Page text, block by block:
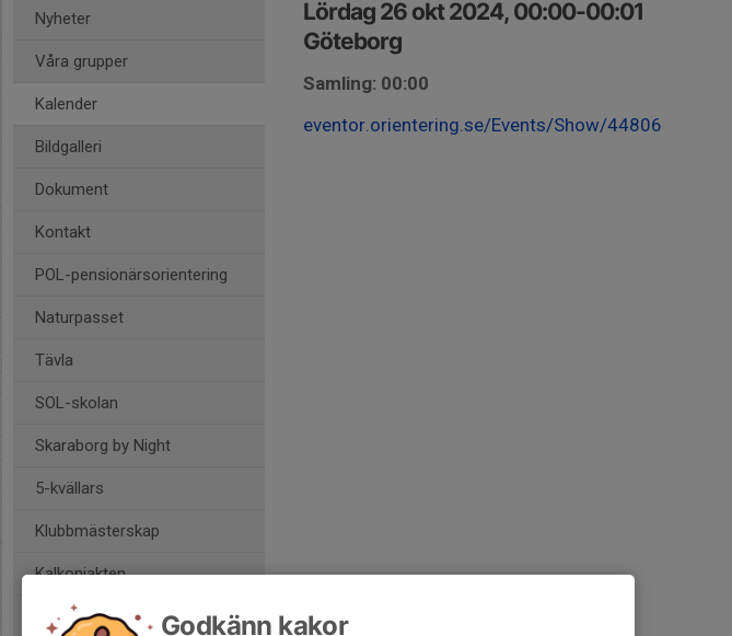
Nyheter
Våra grupper
Kalender
Bildgalleri
Dokument
Kontakt
POL-pensionärsorientering
Naturpasset
Tävla
SOL-skolan
Skaraborg by Night
5-kvällars
Klubbmästerskap
Kalkonjakten
Klubbpoängen
Lördag 26 okt 2024, 00:00-00:01
Göteborg
Samling: 00:00
eventor.orientering.se/Events/Show/44806
Godkänn kakor